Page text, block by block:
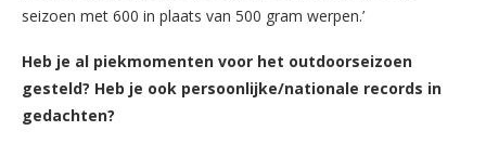
seizoen met 600 in plaats van 500 gram werpen.’
Heb je al piekmomenten voor het outdoorseizoen
gesteld? Heb je ook persoonlijke/nationale records in
gedachten?